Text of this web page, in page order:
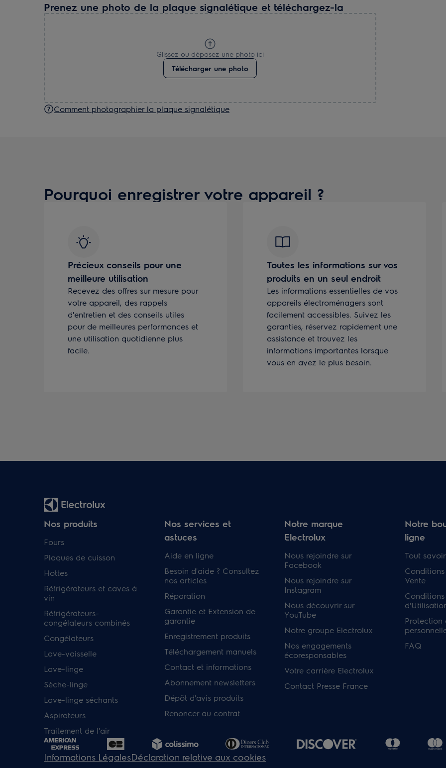
Prenez une photo de la plaque signalétique et téléchargez-la
Glissez ou déposez une photo ici
Télécharger une photo
Comment photographier la plaque signalétique
Pourquoi enregistrer votre appareil ?
Précieux conseils pour une
meilleure utilisation
Recevez des offres sur mesure pour
votre appareil, des rappels
d'entretien et des conseils utiles
pour de meilleures performances et
une utilisation quotidienne plus
facile.
Toutes les informations sur vos
produits en un seul endroit
Les informations essentielles de vos
appareils électroménagers sont
facilement accessibles. Suivez les
garanties, réservez rapidement une
assistance et trouvez les
informations importantes lorsque
vous en avez le plus besoin.
Nos produits
Fours
Plaques de cuisson
Hottes
Réfrigérateurs et caves à
vin
Réfrigérateurs-
congélateurs combinés
Congélateurs
Lave-vaisselle
Lave-linge
Sèche-linge
Lave-linge séchants
Aspirateurs
Traitement de l'air
Nos services et
astuces
Aide en ligne
Besoin d'aide ? Consultez
nos articles
Réparation
Garantie et Extension de
garantie
Enregistrement produits
Téléchargement manuels
Contact et informations
Abonnement newsletters
Dépôt d'avis produits
Renoncer au contrat
Notre marque
Electrolux
Nous rejoindre sur
Facebook
Nous rejoindre sur
Instagram
Nous découvrir sur
YouTube
Notre groupe Electrolux
Nos engagements
écoresponsables
Votre carrière Electrolux
Contact Presse France
Notre
ligne
Tout
Vente
Protection
FAQ
Informations LégalesDéclaration relative aux cookies